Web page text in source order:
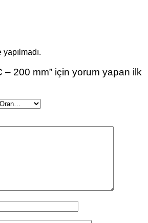
– 200 mm” için yorum yapan ilk